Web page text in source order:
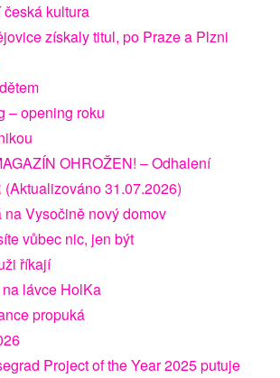
kultura
získaly titul, po Praze a Plzni
– opening roku
OHROŽEN! – Odhalení
(Aktualizováno 31.07.2026)
na Vysočině nový domov
vůbec nic, jen být
říkají
lávce HolKa
propuká
Project of the Year 2025 putuje